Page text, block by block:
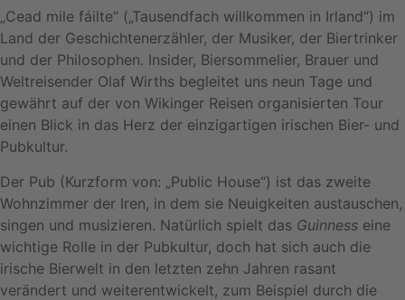
„Cead mile fáilte“ („Tausendfach willkommen in Irland“) im
Land der Geschichtenerzähler, der Musiker, der Biertrinker
und der Philosophen. Insider, Biersommelier, Brauer und
Weltreisender Olaf Wirths begleitet uns neun Tage und
gewährt auf der von Wikinger Reisen organisierten Tour
einen Blick in das Herz der einzigartigen irischen Bier- und
Pubkultur.
Der Pub (Kurzform von: „Public House“) ist das zweite
Wohnzimmer der Iren, in dem sie Neuigkeiten austauschen,
singen und musizieren. Natürlich spielt das Guinness eine
wichtige Rolle in der Pubkultur, doch hat sich auch die
irische Bierwelt in den letzten zehn Jahren rasant
verändert und weiterentwickelt, zum Beispiel durch die